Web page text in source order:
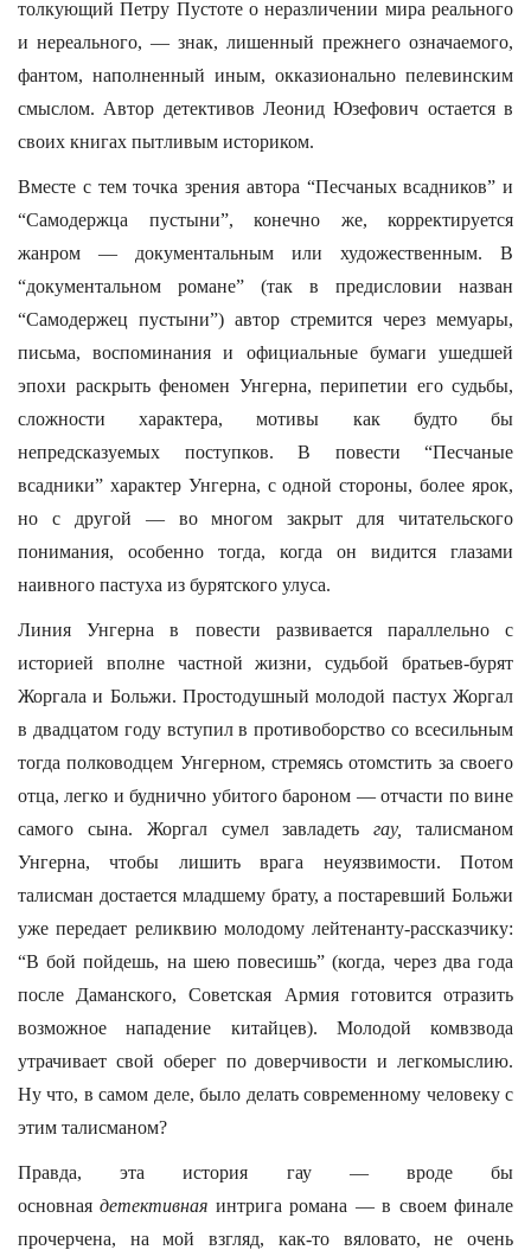
толкующий Петру Пустоте о неразличении мира реального
и нереального, — знак, лишенный прежнего означаемого,
фантом, наполненный иным, окказионально пелевинским
смыслом. Автор детективов Леонид Юзефович остается в
своих книгах пытливым историком.
Вместе с тем точка зрения автора “Песчаных всадников” и
“Самодержца пустыни”, конечно же, корректируется
жанром — документальным или художественным. В
“документальном романе” (так в предисловии назван
“Самодержец пустыни”) автор стремится через мемуары,
письма, воспоминания и официальные бумаги ушедшей
эпохи раскрыть феномен Унгерна, перипетии его судьбы,
сложности характера, мотивы как будто бы
непредсказуемых поступков. В повести “Песчаные
всадники” характер Унгерна, с одной стороны, более ярок,
но с другой — во многом закрыт для читательского
понимания, особенно тогда, когда он видится глазами
наивного пастуха из бурятского улуса.
Линия Унгерна в повести развивается параллельно с
историей вполне частной жизни, судьбой братьев-бурят
Жоргала и Больжи. Простодушный молодой пастух Жоргал
в двадцатом году вступил в противоборство со всесильным
тогда полководцем Унгерном, стремясь отомстить за своего
отца, легко и буднично убитого бароном — отчасти по вине
самого сына. Жоргал сумел завладетьгау,
талисманом
Унгерна, чтобы лишить врага неуязвимости. Потом
талисман достается младшему брату, а постаревший Больжи
уже передает реликвию молодому лейтенанту-рассказчику:
“В бой пойдешь, на шею повесишь” (когда, через два года
после Даманского, Советская Армия готовится отразить
возможное нападение китайцев). Молодой комвзвода
утрачивает свой оберег по доверчивости и легкомыслию.
Ну что, в самом деле, было делать современному человеку с
этим талисманом?
Правда, эта история гау — вроде бы
основнаядетективная интрига романа — в своем финале
прочерчена, на мой взгляд, как-то вяловато, не очень